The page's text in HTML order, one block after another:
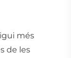
més
de les